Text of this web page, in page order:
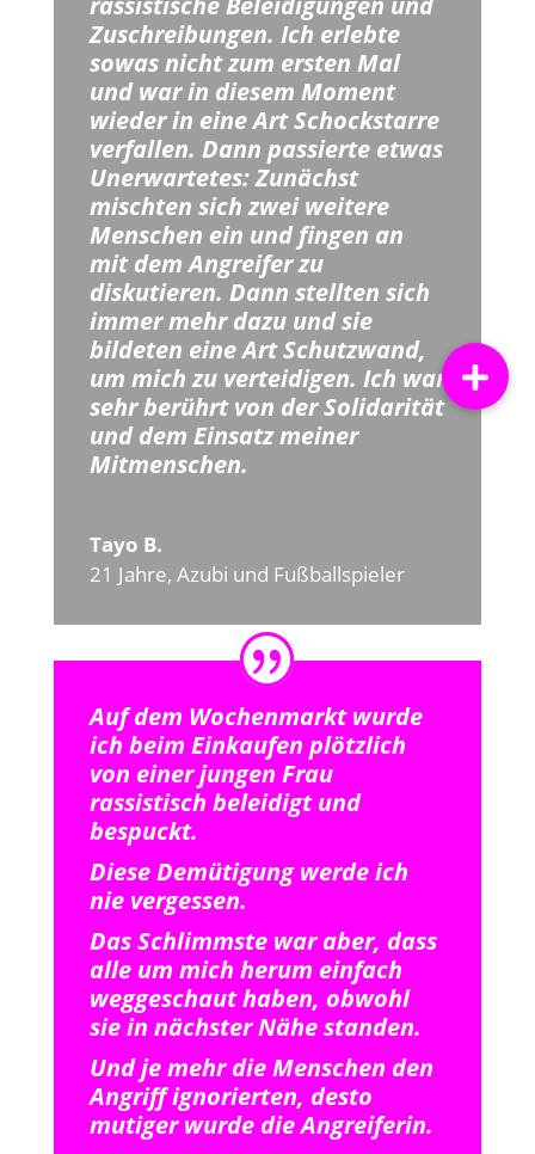
Zuschreibungen. Ich erlebte
sowas nicht zum ersten Mal
und war in diesem Moment
wieder in eine Art Schockstarre
verfallen. Dann passierte etwas
Unerwartetes: Zunächst
mischten sich zwei weitere
Menschen ein und fingen an
mit dem Angreifer zu
diskutieren. Dann stellten sich
immer mehr dazu und sie
bildeten eine Art Schutzwand,
um mich zu verteidigen. Ich war
sehr berührt von der Solidarität
und dem Einsatz meiner
Mitmenschen.
Tayo B.
21 Jahre, Azubi und Fußballspieler
Auf dem Wochenmarkt wurde
ich beim Einkaufen plötzlich
von einer jungen Frau
rassistisch beleidigt und
bespuckt.
Diese Demütigung werde ich
nie vergessen.
Das Schlimmste war aber, dass
alle um mich herum einfach
weggeschaut haben, obwohl
sie in nächster Nähe standen.
Und je mehr die Menschen den
Angriff ignorierten, desto
mutiger wurde die Angreiferin.